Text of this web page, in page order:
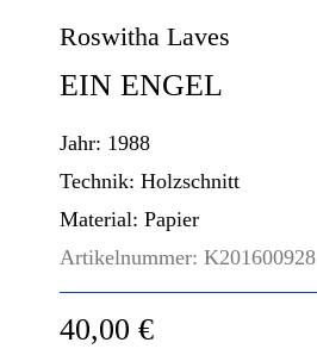
Roswitha Laves
EIN ENGEL
Jahr: 1988
Technik: Holzschnitt
Material: Papier
Artikelnummer: K201600928
40,00 €